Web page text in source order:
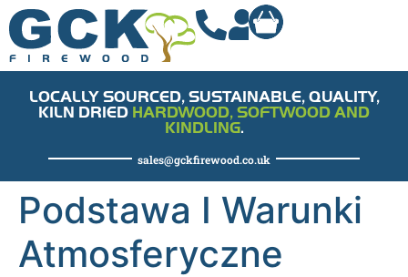
LOCALLY SOURCED, SUSTAINABLE, QUALITY,
KILN DRIED HARDWOOD, SOFTWOOD AND
KINDLING.
sales@gckfirewood.co.uk
Podstawa I Warunki
Atmosferyczne